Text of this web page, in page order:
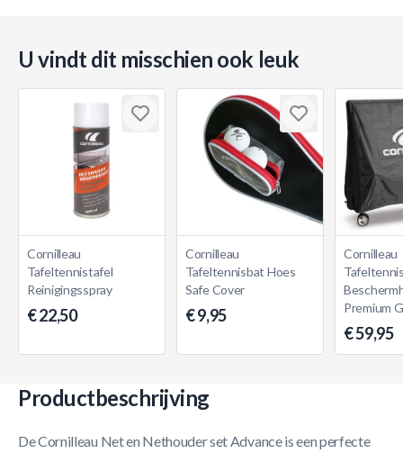
U vindt dit misschien ook leuk
Cornilleau
Tafeltennistafel
Reinigingsspray
€ 22,50
Cornilleau
Tafeltennisbat Hoes
Safe Cover
€ 9,95
Cornilleau
Premium
€ 59,95
Productbeschrijving
De Cornilleau Net en Nethouder set Advance is een perfecte